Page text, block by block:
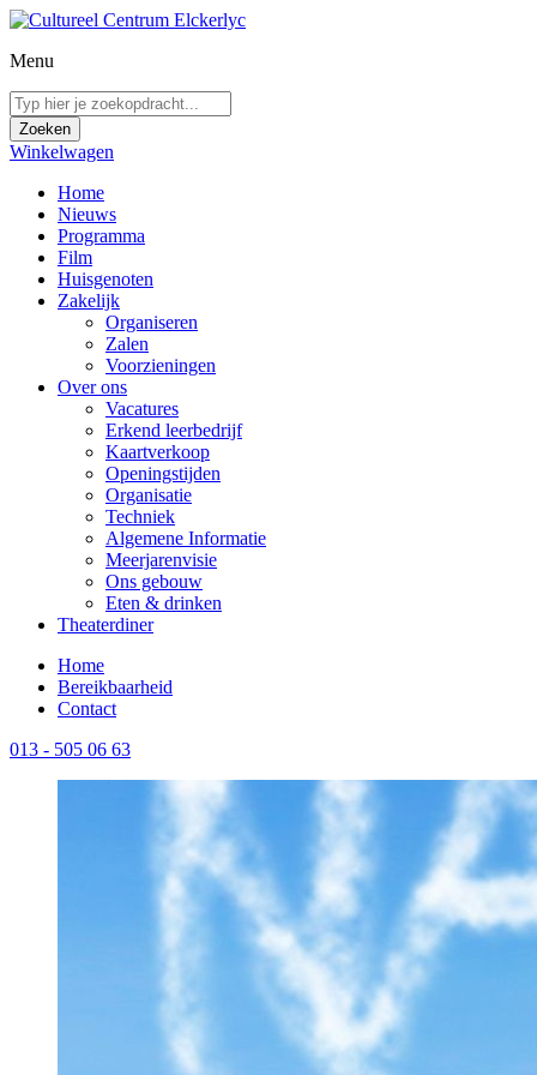
Menu
Winkelwagen
Home
Nieuws
Programma
Film
Huisgenoten
Zakelijk
Organiseren
Zalen
Voorzieningen
Over ons
Vacatures
Erkend leerbedrijf
Kaartverkoop
Openingstijden
Organisatie
Techniek
Algemene Informatie
Meerjarenvisie
Ons gebouw
Eten & drinken
Theaterdiner
Home
Bereikbaarheid
Contact
013 - 505 06 63